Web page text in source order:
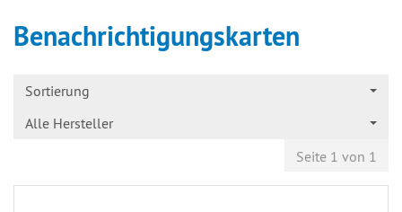
Benachrichtigungskarten
Sortierung
Alle Hersteller
Seite 1 von 1